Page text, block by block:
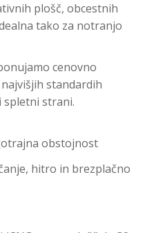
plošč, obcestnih
tako za notranjo
cenovno
standardih
spletni strani.
obstojnost
hitro in brezplačno